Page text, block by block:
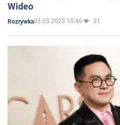
Wideo
Rozrywka03.03.2025 15:46 31